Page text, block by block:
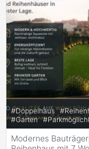
#Doppelhaus #
#Garten #
Modernes